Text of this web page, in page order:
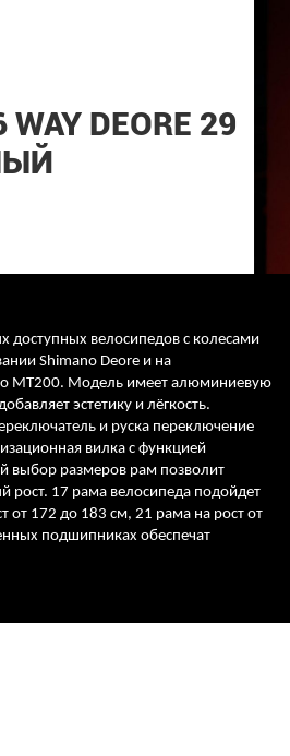
DEORE 29
доступных велосипедов с колесами
Shimano Deore и на
MT200. Модель имеет алюминиевую
эстетику и лёгкость.
и руска переключение
вилка с функцией
выбор размеров рам позволит
17 рама велосипеда подойдет
от 172 до 183 см, 21 рама на рост от
подшипниках обеспечат